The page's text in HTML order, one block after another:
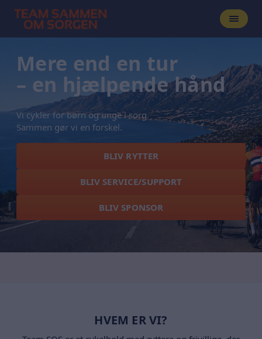
Mere end en tur
– en hjælpende hånd
Vi cykler for børn og unge i sorg.
Sammen gør vi en forskel.
BLIV RYTTER
BLIV SERVICE/SUPPORT
BLIV SPONSOR
HVEM ER VI?